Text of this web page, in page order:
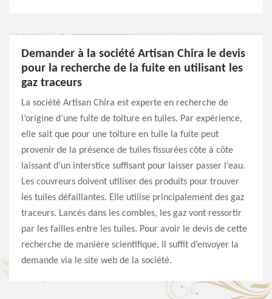
Demander à la société Artisan Chira le devis
pour la recherche de la fuite en utilisant les
gaz traceurs
La société Artisan Chira est experte en recherche de
l’origine d’une fuite de toiture en tuiles. Par expérience,
elle sait que pour une toiture en tuile la fuite peut
provenir de la présence de tuiles fissurées côte à côte
laissant d'un interstice suffisant pour laisser passer l’eau.
Les couvreurs doivent utiliser des produits pour trouver
les tuiles défaillantes. Elle utilise principalement des gaz
traceurs. Lancés dans les combles, les gaz vont ressortir
par les failles entre les tuiles. Pour avoir le devis de cette
recherche de manière scientifique, il suffit d’envoyer la
demande via le site web de la société.